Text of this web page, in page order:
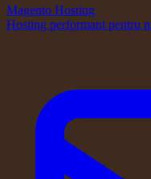
Magento Hosting
Hosting performant pentru